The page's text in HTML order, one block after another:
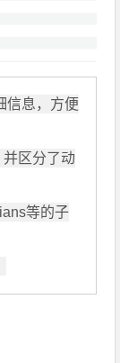
信息，方便
区分了动
等的子